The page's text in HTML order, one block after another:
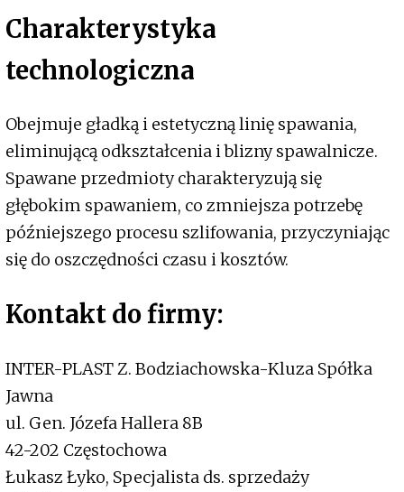
Charakterystyka
technologiczna
Obejmuje gładką i estetyczną linię spawania,
eliminującą odkształcenia i blizny spawalnicze.
Spawane przedmioty charakteryzują się
głębokim spawaniem, co zmniejsza potrzebę
późniejszego procesu szlifowania, przyczyniając
się do oszczędności czasu i kosztów.
Kontakt do firmy:
INTER-PLAST Z. Bodziachowska-Kluza Spółka
Jawna
ul. Gen. Józefa Hallera 8B
42-202 Częstochowa
Łukasz Łyko, Specjalista ds. sprzedaży